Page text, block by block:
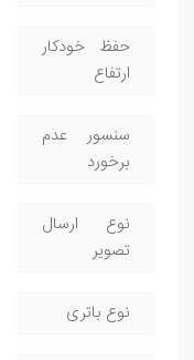
حفظ خودکار
ارتفاع
سنسور عدم
برخورد
نوع ارسال
تصویر
نوع باتری